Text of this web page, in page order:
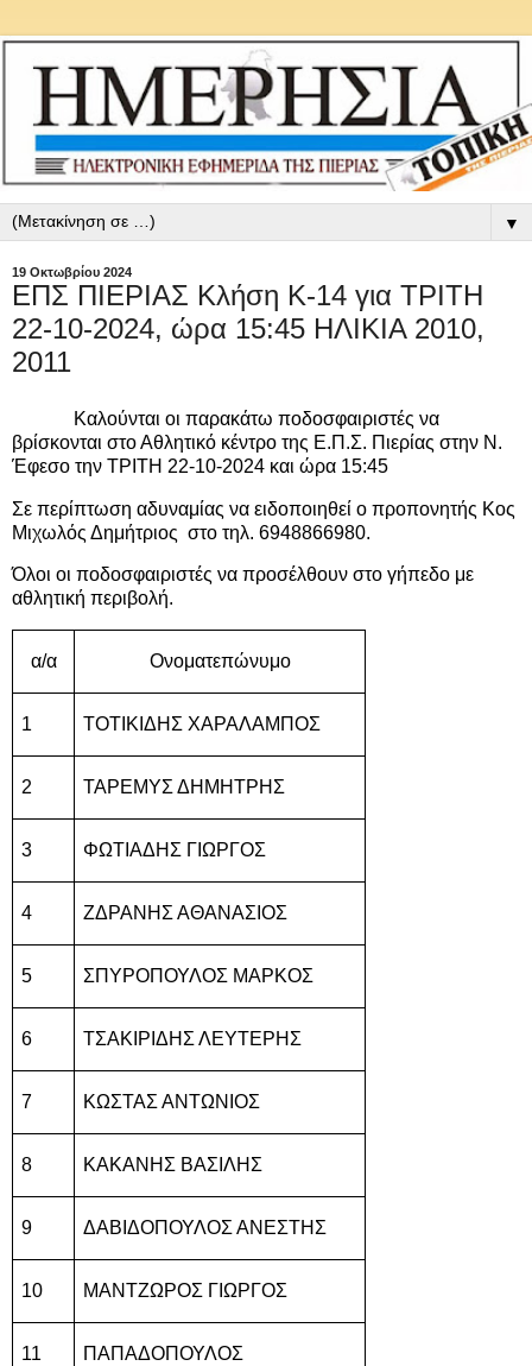
▼
19 Οκτωβρίου 2024
ΕΠΣ ΠΙΕΡΙΑΣ Κλήση Κ-14 για ΤΡΙΤΗ
22-10-2024, ώρα 15:45 ΗΛΙΚΙΑ 2010,
2011
Καλούνται οι παρακάτω ποδοσφαιριστές να
βρίσκονται στο Αθλητικό κέντρο της Ε.Π.Σ. Πιερίας στην Ν.
Έφεσο την ΤΡΙΤΗ 22-10-2024 και ώρα 15:45
Σε περίπτωση αδυναμίας να ειδοποιηθεί ο προπονητής Κος
Μιχωλός Δημήτριος στο τηλ. 6948866980.
Όλοι οι ποδοσφαιριστές να προσέλθουν στο γήπεδο με
αθλητική περιβολή.
α/α Ονοματεπώνυμο
1 ΤΟΤΙΚΙΔΗΣ ΧΑΡΑΛΑΜΠΟΣ
2 ΤΑΡΕΜΥΣ ΔΗΜΗΤΡΗΣ
3 ΦΩΤΙΑΔΗΣ ΓΙΩΡΓΟΣ
4 ΖΔΡΑΝΗΣ ΑΘΑΝΑΣΙΟΣ
5 ΣΠΥΡΟΠΟΥΛΟΣ ΜΑΡΚΟΣ
6 ΤΣΑΚΙΡΙΔΗΣ ΛΕΥΤΕΡΗΣ
7 ΚΩΣΤΑΣ ΑΝΤΩΝΙΟΣ
8 ΚΑΚΑΝΗΣ ΒΑΣΙΛΗΣ
9 ΔΑΒΙΔΟΠΟΥΛΟΣ ΑΝΕΣΤΗΣ
10 ΜΑΝΤΖΩΡΟΣ ΓΙΩΡΓΟΣ
11
ΠΑΠΑΔΟΠΟΥΛΟΣ